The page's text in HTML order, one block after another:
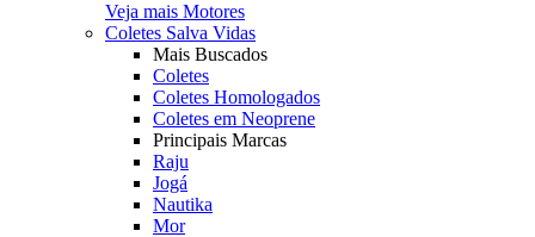
Veja mais Motores
Coletes Salva Vidas
Mais Buscados
Coletes
Coletes Homologados
Coletes em Neoprene
Principais Marcas
Raju
Jogá
Nautika
Mor